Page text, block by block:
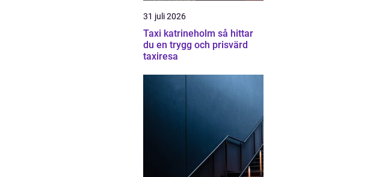
31 juli 2026
Taxi katrineholm så hittar
du en trygg och prisvärd
taxiresa